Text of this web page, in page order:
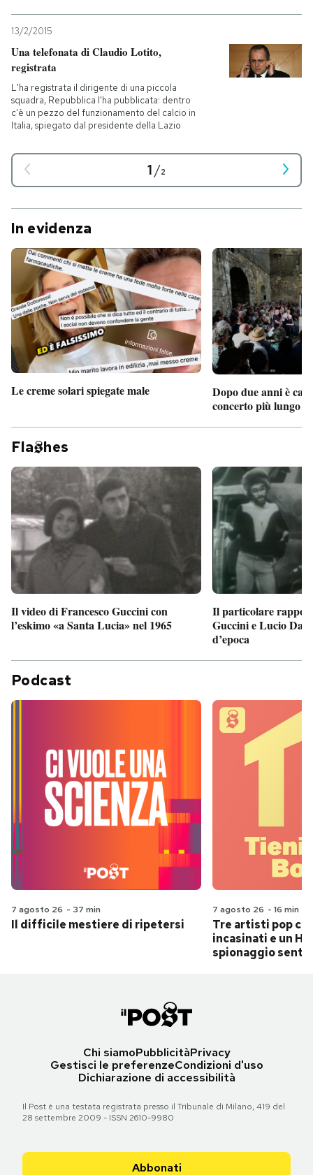
13/2/2015
Una telefonata di Claudio Lotito,
registrata
L'ha registrata il dirigente di una piccola
squadra, Repubblica l'ha pubblicata: dentro
c'è un pezzo del funzionamento del calcio in
Italia, spiegato dal presidente della Lazio
1/2
In evidenza
Le creme solari spiegate male
Dopo due anni è
concerto più lungo
Fla hes
Il video di Francesco Guccini con
l’eskimo «a Santa Lucia» nel 1965
Il particolare
Guccini e Lucio
d’epoca
Podcast
7 agosto 26 - 37 min
Il difficile mestiere di ripetersi
7 agosto 26 - 16 min
Tre artisti pop
incasinati e un
spionaggio
Chi siamoPubblicitàPrivacy
Gestisci le preferenzeCondizioni d'uso
Dichiarazione di accessibilità
Il Post è una testata registrata presso il Tribunale di Milano, 419 del
28 settembre 2009 - ISSN 2610-9980
Abbonati